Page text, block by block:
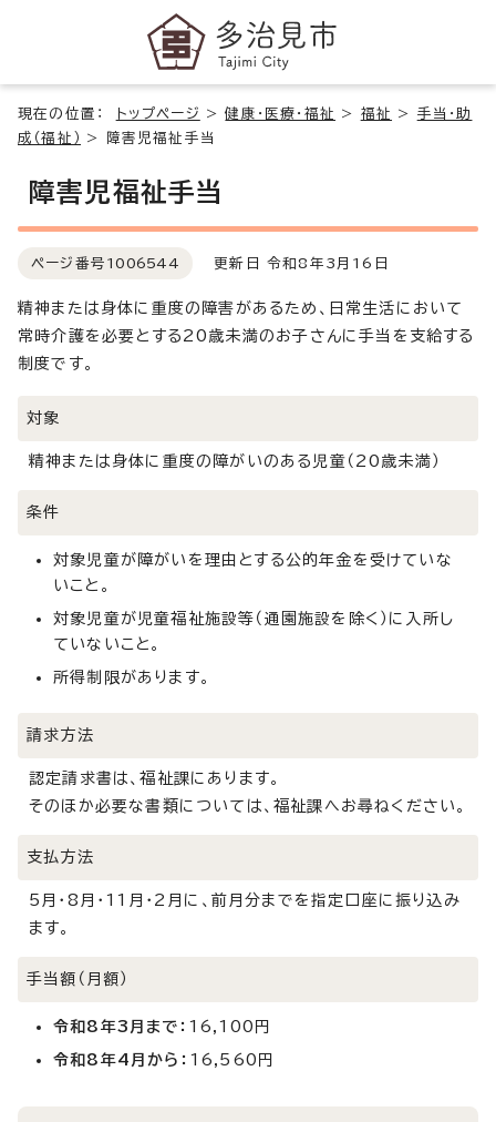
現在の位置： トップページ >健康・医療・福祉 > 福祉 > 手当・助
成（福祉）
> 障害児福祉手当
障害児福祉手当
ページ番号 1006544 更新日 令和8年3月16日
精神または身体に重度の障害があるため、日常生活において
常時介護を必要とする20歳未満のお子さんに手当を支給する
制度です。
対象
精神または身体に重度の障がいのある児童（20歳未満）
条件
対象児童が障がいを理由とする公的年金を受けていな
いこと。
対象児童が児童福祉施設等（通園施設を除く）に入所し
ていないこと。
所得制限があります。
請求方法
認定請求書は、福祉課にあります。
そのほか必要な書類については、福祉課へお尋ねください。
支払方法
5月・8月・11月・2月に、前月分までを指定口座に振り込み
ます。
手当額（月額）
令和8年3月まで： 16,100円
令和8年4月から： 16,560円